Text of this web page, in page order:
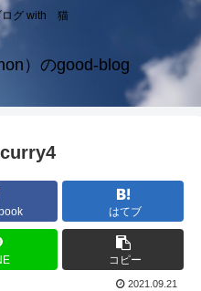
ログ with 猫
）のgood-blog
はてブ
コピー
2021.09.21